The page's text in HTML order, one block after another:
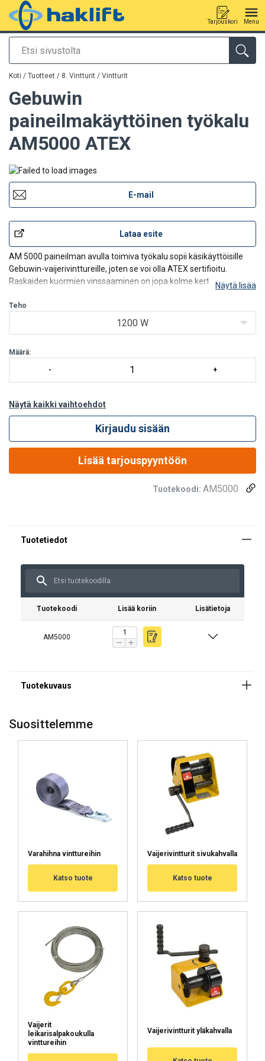
Etsi
Tarjouskori Menu
Tuote lisätty tarjouspyyntöön
Koti / Tuotteet / 8. Vintturit / Vintturit
Gebuwin
paineilmakäyttöinen työkalu
AM5000 ATEX
E-mail
Lataa esite
AM 5000 paineilman avulla toimiva työkalu sopii käsikäyttöisille
Gebuwin-vaijerivinttureille, joten se voi olla ATEX sertifioitu.
Raskaiden kuormien vinssaaminen on jopa kolme kertaa
satunnaiseen käyttöön eikä se korvaa säh
Näytä lisää
Teho
1200 W
Määrä:
Näytä kaikki vaihtoehdot
Kirjaudu sisään
Lisää tarjouspyyntöön
Tuotekoodi: AM5000
Tuotekoodi Lisää koriin Lisätietoja
AM5000
Merkintä:
Lämpötila-alue:
Suosittelemme
Varahihna vinttureihin
Katso tuote
Vaijerivintturit sivukahvalla
Katso tuote
Vaijerit
leikarisalpakoukulla
vinttureihin
Vaijerivintturit yläkahvalla